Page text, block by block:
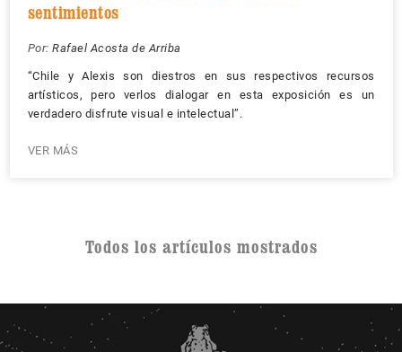
sentimientos
Por: Rafael Acosta de Arriba
“Chile y Alexis son diestros en sus respectivos recursos
artísticos, pero verlos dialogar en esta exposición es un
verdadero disfrute visual e intelectual”.
VER MÁS
Todos los artículos mostrados